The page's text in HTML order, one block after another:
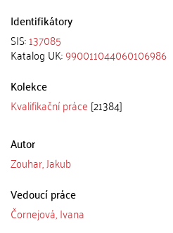
Identifikátory
SIS:137085
Katalog UK:990011044060106986
Kolekce
Kvalifikační práce [21384]
Autor
Zouhar, Jakub
Vedoucí práce
Čornejová, Ivana